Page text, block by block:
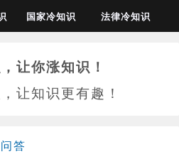
国家冷知识 法律冷知识
让你涨知识！
让知识更有趣！
答